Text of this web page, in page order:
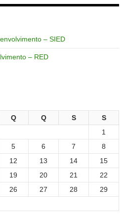
– SIED
– RED
Q Q S
S
1
5 6 7
8
12 13 14
15
19 20 21
22
26 27 28
29